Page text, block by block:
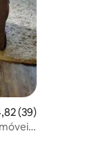
de uma
(39)